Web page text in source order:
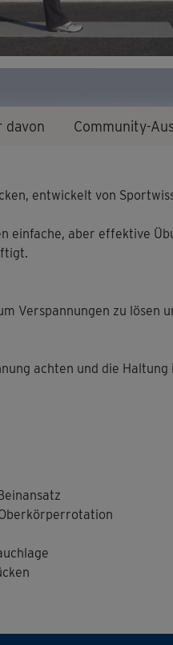
davon Community-
entwickelt von
einfache, aber effektive
Verspannungen zu lösen
achten und die